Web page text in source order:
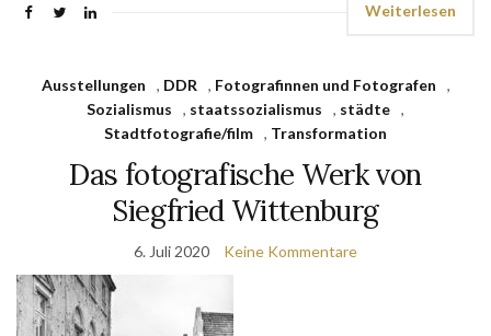
Weiterlesen
Ausstellungen , DDR , Fotografinnen und Fotografen
,
Sozialismus
, staatssozialismus , städte ,
Stadtfotografie/film , Transformation
Das fotografische Werk von
Siegfried Wittenburg
6. Juli 2020 Keine Kommentare